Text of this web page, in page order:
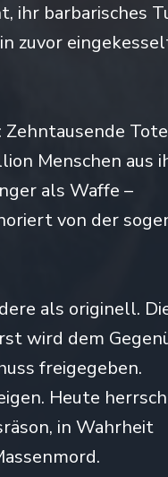
ihr barbarisches
zuvor
Zehntausende
Menschen aus
als Waffe –
von der
als originell.
wird dem
freigegeben.
Heute
in Wahrheit